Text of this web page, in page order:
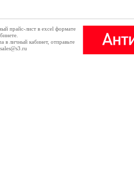
прайс-лист в excel формате
.
в личный кабинет, отправьте
sales@s3.ru